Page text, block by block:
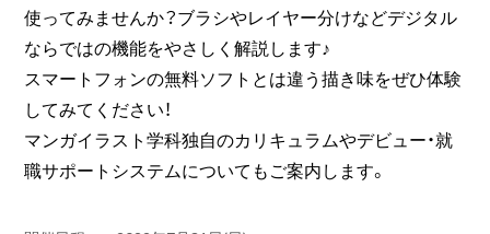
使ってみませんか？ブラシやレイヤー分けなどデジタル
ならではの機能をやさしく解説します♪
スマートフォンの無料ソフトとは違う描き味をぜひ体験
してみてください！
マンガイラスト学科独自のカリキュラムやデビュー・就
職サポートシステムについてもご案内します。